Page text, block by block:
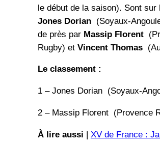
le début de la saison). Sont sur
Jones Dorian (Soyaux-
de près par Massip Florent
Rugby) et Vincent Thomas
Le classement :
1 – Jones Dorian (Soyaux-
2 – Massip Florent (Provence
À lire aussi | XV de France :